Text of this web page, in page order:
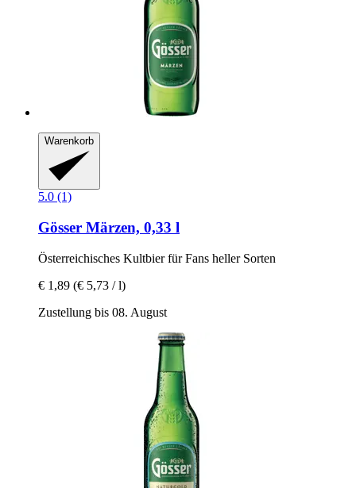
Warenkorb
5.0 (1)
Gösser Märzen, 0,33 l
Österreichisches Kultbier für Fans heller Sorten
€ 1,89 (€ 5,73 / l)
Zustellung bis 08. August